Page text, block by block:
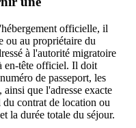
officielle, il
ou au propriétaire du
à l'autorité migratoire
en-tête officiel. Il doit
de passeport, les
que l'adresse exacte
contrat de location ou
la durée totale du séjour.